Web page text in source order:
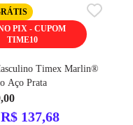
PIX - CUPOM
TIME10
Timex Marlin®
Aço Prata
137,68